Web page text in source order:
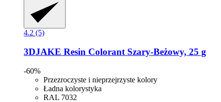
4.2 (5)
3DJAKE Resin Colorant Szary-​Beżowy, 25 g
-60%
Przezroczyste i nieprzejrzyste kolory
Ładna kolorystyka
RAL 7032